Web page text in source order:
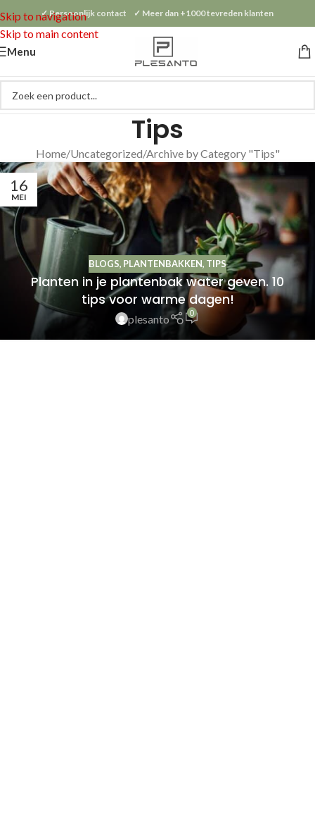
Skip to navigation
Skip to main content
✓ Persoonlijk contact ✓ Meer dan +1000 tevreden klanten
Menu
Tips
Home Uncategorized Archive by Category "Tips"
16
MEI
BLOGS, PLANTENBAKKEN, TIPS
Planten in je plantenbak water geven. 10
tips voor warme dagen!
plesanto 0